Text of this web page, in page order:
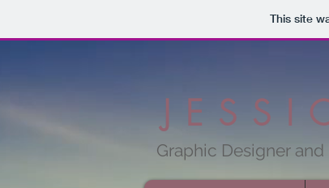
This site
Graphic Designer and